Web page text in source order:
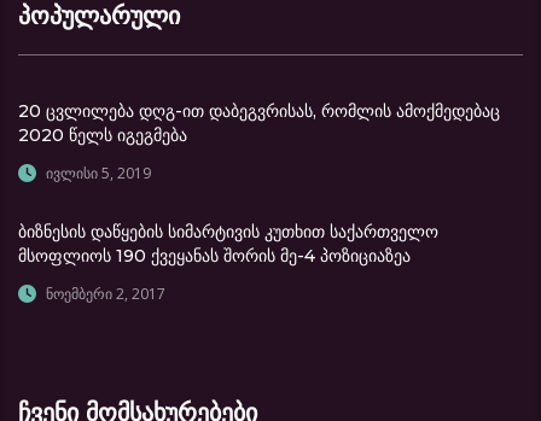
პოპულარული
20 ცვლილება დღგ-ით დაბეგვრისას, რომლის ამოქმედებაც
2020 წელს იგეგმება
ივლისი 5, 2019
ბიზნესის დაწყების სიმარტივის კუთხით საქართველო
მსოფლიოს 190 ქვეყანას შორის მე-4 პოზიციაზეა
ნოემბერი 2, 2017
ჩვენი მომსახურებები